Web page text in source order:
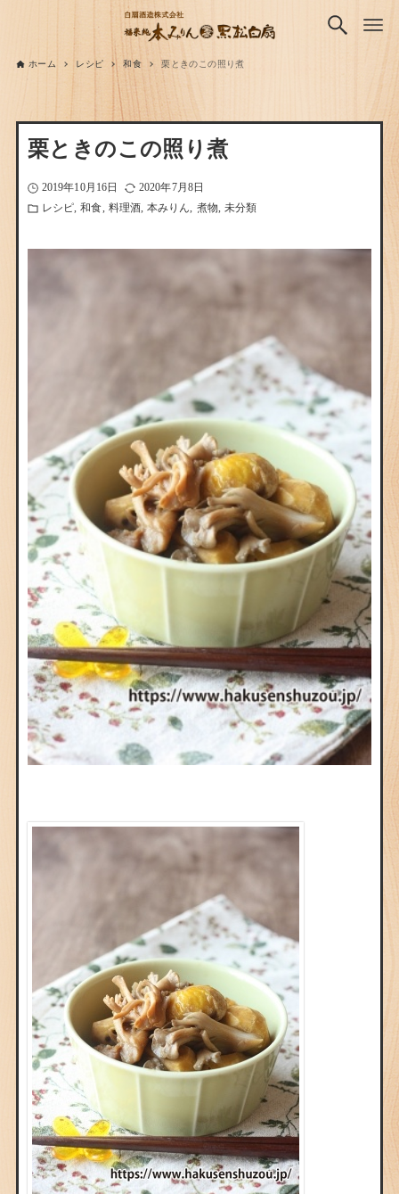
ホーム レシピ 和食 栗ときのこの照り煮
栗ときのこの照り煮
2019年10月16日
2020年7月8日
レシピ 和食 料理酒 本みりん 煮物 未分類